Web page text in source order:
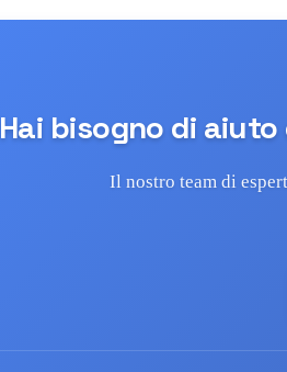
Hai bisogno di
Il nostro team di